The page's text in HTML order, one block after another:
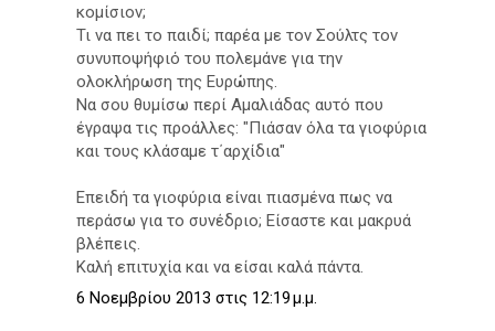
κομίσιον;
Τι να πει το παιδί; παρέα με τον Σούλτς τον
συνυποψήφιό του πολεμάνε για την
ολοκλήρωση της Ευρώπης.
Να σου θυμίσω περί Αμαλιάδας αυτό που
έγραψα τις προάλλες: "Πιάσαν όλα τα γιοφύρια
και τους κλάσαμε τ΄αρχίδια"
Επειδή τα γιοφύρια είναι πιασμένα πως να
περάσω για το συνέδριο; Είσαστε και μακρυά
βλέπεις.
Καλή επιτυχία και να είσαι καλά πάντα.
6 Νοεμβρίου 2013 στις 12:19 μ.μ.